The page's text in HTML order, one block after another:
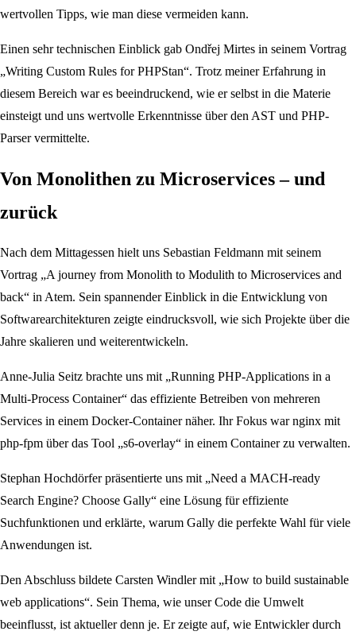
wertvollen Tipps, wie man diese vermeiden kann.
Einen sehr technischen Einblick gab Ondřej Mirtes in seinem Vortrag
„Writing Custom Rules for PHPStan“. Trotz meiner Erfahrung in
diesem Bereich war es beeindruckend, wie er selbst in die Materie
einsteigt und uns wertvolle Erkenntnisse über den AST und PHP-
Parser vermittelte.
Von Monolithen zu Microservices – und
zurück
Nach dem Mittagessen hielt uns Sebastian Feldmann mit seinem
Vortrag „A journey from Monolith to Modulith to Microservices and
back“ in Atem. Sein spannender Einblick in die Entwicklung von
Softwarearchitekturen zeigte eindrucksvoll, wie sich Projekte über die
Jahre skalieren und weiterentwickeln.
Anne-Julia Seitz brachte uns mit „Running PHP-Applications in a
Multi-Process Container“ das effiziente Betreiben von mehreren
Services in einem Docker-Container näher. Ihr Fokus war nginx mit
php-fpm über das Tool „s6-overlay“ in einem Container zu verwalten.
Stephan Hochdörfer präsentierte uns mit „Need a MACH-ready
Search Engine? Choose Gally“ eine Lösung für effiziente
Suchfunktionen und erklärte, warum Gally die perfekte Wahl für viele
Anwendungen ist.
Den Abschluss bildete Carsten Windler mit „How to build sustainable
web applications“. Sein Thema, wie unser Code die Umwelt
beeinflusst, ist aktueller denn je. Er zeigte auf, wie Entwickler durch